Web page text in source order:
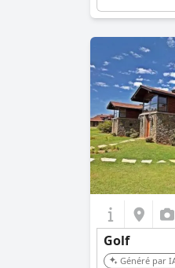
Golf
Généré par